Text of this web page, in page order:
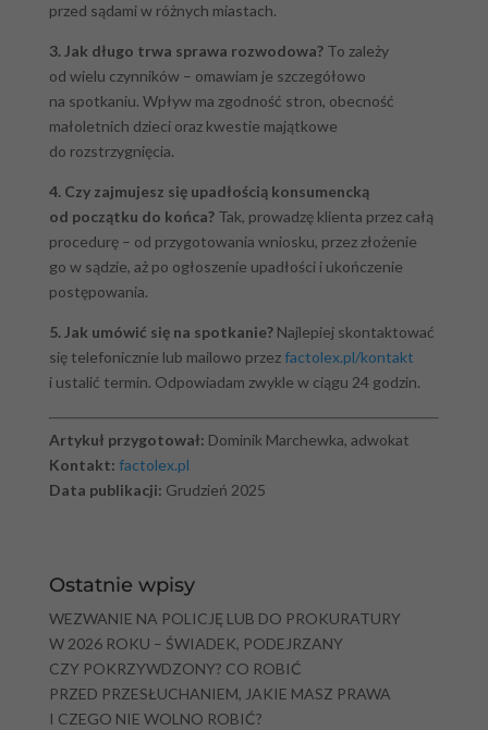
przed sądami w różnych miastach.
3. Jak długo trwa sprawa rozwodowa?To zależy
od wielu czynników – omawiam je szczegółowo
na spotkaniu. Wpływ ma zgodność stron, obecność
małoletnich dzieci oraz kwestie majątkowe
do rozstrzygnięcia.
4. Czy zajmujesz się upadłością konsumencką
od początku do końca?Tak, prowadzę klienta przez całą
procedurę – od przygotowania wniosku, przez złożenie
go w sądzie, aż po ogłoszenie upadłości i ukończenie
postępowania.
5. Jak umówić się na spotkanie?Najlepiej skontaktować
się telefonicznie lub mailowo przez factolex.pl/kontakt
i ustalić termin. Odpowiadam zwykle w ciągu 24 godzin.
Artykuł przygotował: Dominik Marchewka, adwokat
Kontakt: factolex.pl
Data publikacji: Grudzień 2025
Ostatnie wpisy
WEZWANIE NA POLICJĘ LUB DO PROKURATURY
W 2026 ROKU – ŚWIADEK, PODEJRZANY
CZY POKRZYWDZONY? CO ROBIĆ
PRZED PRZESŁUCHANIEM, JAKIE MASZ PRAWA
I CZEGO NIE WOLNO ROBIĆ?